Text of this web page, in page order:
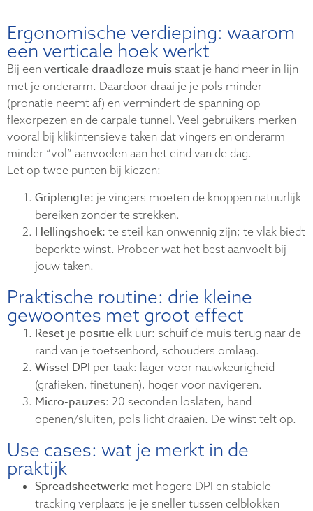
Ergonomische verdieping: waarom
een verticale hoek werkt
Bij een verticale draadloze muis staat je hand meer in lijn
met je onderarm. Daardoor draai je je pols minder
(pronatie neemt af) en vermindert de spanning op
flexorpezen en de carpale tunnel. Veel gebruikers merken
vooral bij klikintensieve taken dat vingers en onderarm
minder “vol” aanvoelen aan het eind van de dag.
Let op twee punten bij kiezen:
Griplengte: je vingers moeten de knoppen natuurlijk
bereiken zonder te strekken.
Hellingshoek: te steil kan onwennig zijn; te vlak biedt
beperkte winst. Probeer wat het best aanvoelt bij
jouw taken.
Praktische routine: drie kleine
gewoontes met groot effect
Reset je positie elk uur: schuif de muis terug naar de
rand van je toetsenbord, schouders omlaag.
Wissel DPI per taak: lager voor nauwkeurigheid
(grafieken, finetunen), hoger voor navigeren.
Micro-pauzes: 20 seconden loslaten, hand
openen/sluiten, pols licht draaien. De winst telt op.
Use cases: wat je merkt in de
praktijk
Spreadsheetwerk: met hogere DPI en stabiele
tracking verplaats je je sneller tussen celblokken